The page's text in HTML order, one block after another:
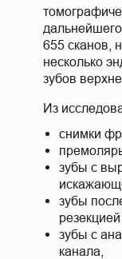
655 сканов,
несколько
зубов
Из
снимки
зубы с
зубы
зубы с
канала,